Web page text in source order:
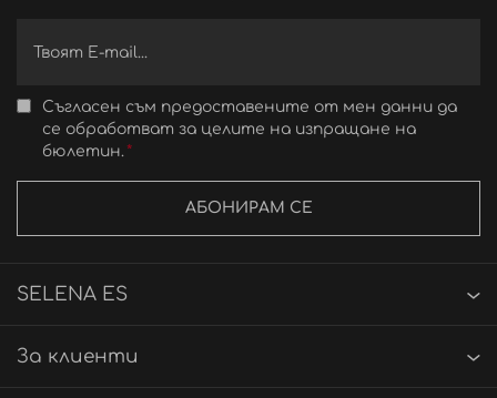
Съгласен съм предоставените от мен данни да
се обработват за целите на изпращане на
бюлетин.
АБОНИРАМ СЕ
SELENA ES
За клиенти